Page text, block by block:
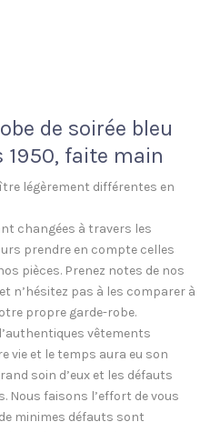
de soirée bleu
1950, faite main
légèrement différentes en
changées à travers les
prendre en compte celles
pièces. Prenez notes de nos
n’hésitez pas à les comparer à
propre garde-robe.
vêtements
vie et le temps aura eu son
soin d’eux et les défauts
Nous faisons l’effort de vous
minimes défauts sont